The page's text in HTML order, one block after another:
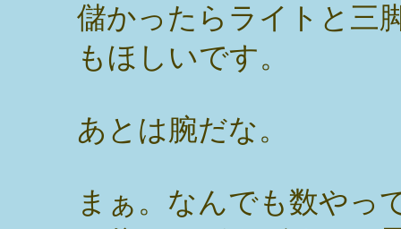
儲かったらライトと三
もほしいです。
あとは腕だな。
まぁ。なんでも数やっ